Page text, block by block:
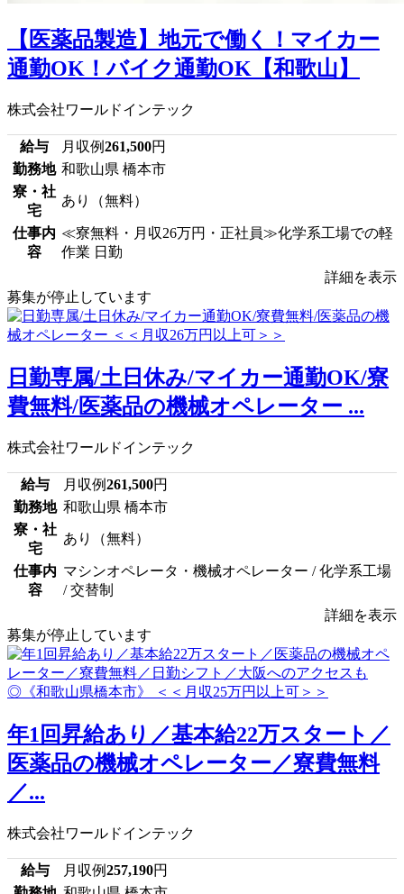
【医薬品製造】地元で働く！マイカー
通勤OK！バイク通勤OK【和歌山】
株式会社ワールドインテック
給与 月収例261,500円
勤務地 和歌山県 橋本市
寮・社
宅
あり（無料）
仕事内
容
≪寮無料・月収26万円・正社員≫化学系工場での軽
作業 日勤
詳細を表示
募集が停止しています
日勤専属/土日休み/マイカー通勤OK/寮
費無料/医薬品の機械オペレーター ...
株式会社ワールドインテック
給与 月収例261,500円
勤務地 和歌山県 橋本市
寮・社
宅
あり（無料）
仕事内
容
マシンオペレータ・機械オペレーター / 化学系工場
/ 交替制
詳細を表示
募集が停止しています
年1回昇給あり／基本給22万スタート／
医薬品の機械オペレーター／寮費無料
／...
株式会社ワールドインテック
給与 月収例257,190円